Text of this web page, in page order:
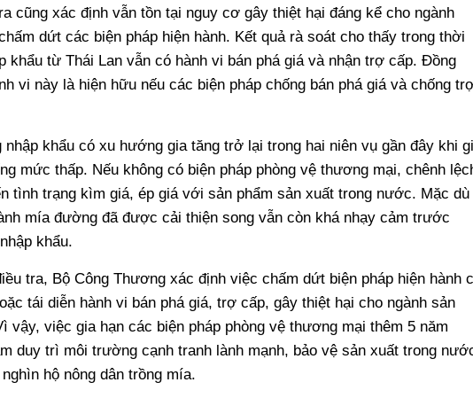
cũng xác định vẫn tồn tại nguy cơ gây thiệt hại đáng kể cho ngành
dứt các biện pháp hiện hành. Kết quả rà soát cho thấy trong thời
khẩu từ Thái Lan vẫn có hành vi bán phá giá và nhận trợ cấp. Đồng
vi này là hiện hữu nếu các biện pháp chống bán phá giá và chống
khẩu có xu hướng gia tăng trở lại trong hai niên vụ gần đây khi
mức thấp. Nếu không có biện pháp phòng vệ thương mại, chênh
tình trạng kìm giá, ép giá với sản phẩm sản xuất trong nước. Mặc dù
mía đường đã được cải thiện song vẫn còn khá nhạy cảm trước
khẩu.
tra, Bộ Công Thương xác định việc chấm dứt biện pháp hiện hành
tái diễn hành vi bán phá giá, trợ cấp, gây thiệt hại cho ngành sản
vậy, việc gia hạn các biện pháp phòng vệ thương mại thêm 5 năm
duy trì môi trường cạnh tranh lành mạnh, bảo vệ sản xuất trong
hộ nông dân trồng mía.